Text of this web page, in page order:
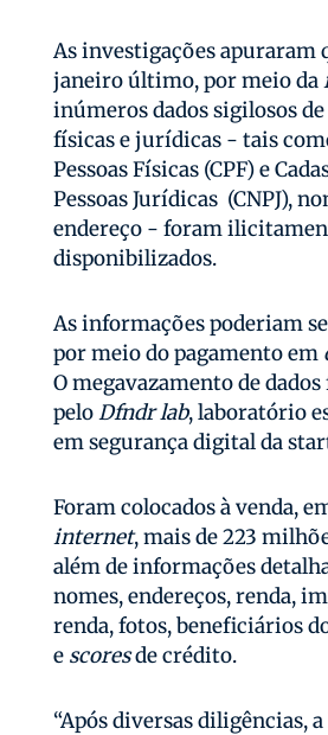
As investigações apuraram
janeiro último, por meio da
inúmeros dados sigilosos de
físicas e jurídicas - tais
Pessoas Físicas (CPF) e
Pessoas Jurídicas (CNPJ),
endereço - foram
disponibilizados.
As informações poderiam
por meio do pagamento em
O megavazamento de
peloDfndr lab, laboratório
em segurança digital da
Foram colocados à venda,
internet, mais de 223
além de informações
nomes, endereços, renda,
renda, fotos, beneficiários
e scoresde crédito.
“Após diversas diligências,